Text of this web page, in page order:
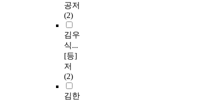
공저
(2)
김우
식...
[등]
저
(2)
김한